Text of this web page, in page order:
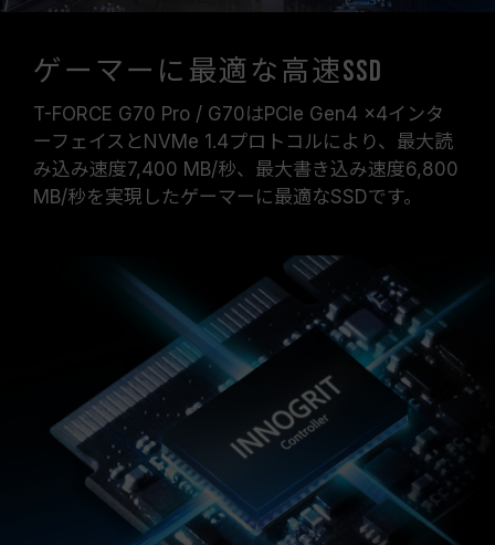
ゲーマーに最適な高速SSD
T-FORCE G70 Pro / G70はPCIe Gen4 x4インタ
ーフェイスとNVMe 1.4プロトコルにより、最大読
み込み速度7,400 MB/秒、最大書き込み速度6,800
MB/秒を実現したゲーマーに最適なSSDです。